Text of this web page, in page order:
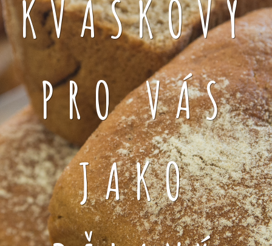
KVÁSKOVÝ
PRO VÁS
JAKO